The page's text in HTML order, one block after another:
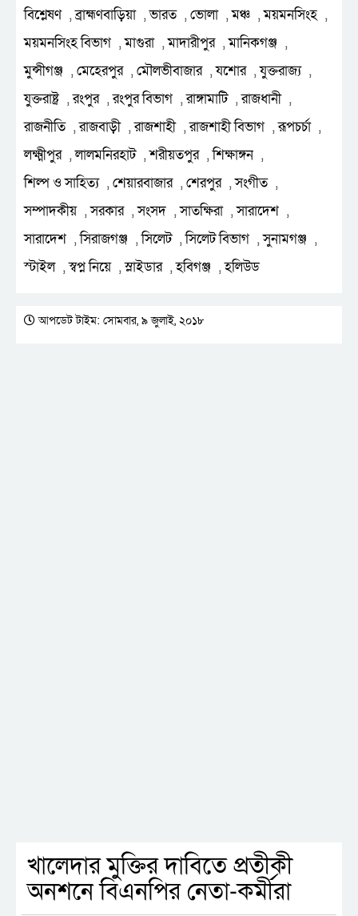
বিশ্লেষণ ,ব্রাহ্মণবাড়িয়া ,ভারত ,ভোলা ,মঞ্চ ,ময়মনসিংহ ,
ময়মনসিংহ বিভাগ ,মাগুরা ,মাদারীপুর ,মানিকগঞ্জ ,
মুন্সীগঞ্জ ,মেহেরপুর ,মৌলভীবাজার ,যশোর ,যুক্তরাজ্য ,
যুক্তরাষ্ট্র ,রংপুর ,রংপুর বিভাগ ,রাঙ্গামাটি ,রাজধানী ,
রাজনীতি ,রাজবাড়ী ,রাজশাহী ,রাজশাহী বিভাগ ,রূপচর্চা ,
লক্ষ্মীপুর ,লালমনিরহাট ,শরীয়তপুর ,শিক্ষাঙ্গন ,
শিল্প ও সাহিত্য ,শেয়ারবাজার ,শেরপুর ,সংগীত ,
সম্পাদকীয় ,সরকার ,সংসদ ,সাতক্ষিরা ,সারাদেশ ,
সারাদেশ ,সিরাজগঞ্জ ,সিলেট ,সিলেট বিভাগ ,সুনামগঞ্জ ,
স্টাইল ,স্বপ্ন নিয়ে ,স্লাইডার ,হবিগঞ্জ ,হলিউড
আপডেট টাইম: সোমবার, ৯ জুলাই, ২০১৮
খালেদার মুক্তির দাবিতে প্রতীকী
অনশনে বিএনপির নেতা-কর্মীরা